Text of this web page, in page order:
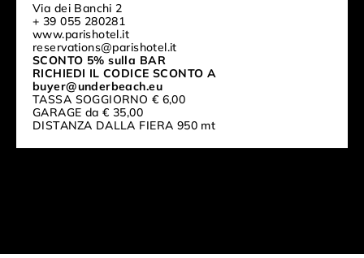
Via dei Banchi 2
+ 39 055 280281
www.parishotel.it
reservations@parishotel.it
SCONTO 5% sulla BAR
RICHIEDI IL CODICE SCONTO A
buyer@underbeach.eu
TASSA SOGGIORNO € 6,00
GARAGE da € 35,00
DISTANZA DALLA FIERA 950 mt